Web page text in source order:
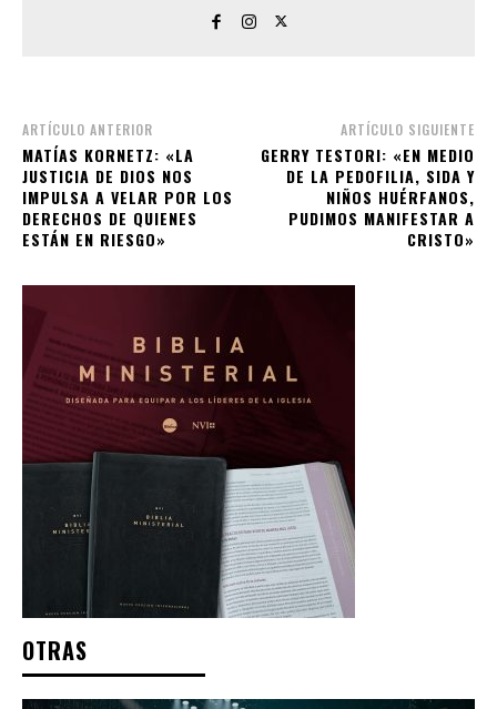
ARTÍCULO ANTERIOR
MATÍAS KORNETZ: «LA
JUSTICIA DE DIOS NOS
IMPULSA A VELAR POR LOS
DERECHOS DE QUIENES
ESTÁN EN RIESGO»
ARTÍCULO SIGUIENTE
GERRY TESTORI: «EN MEDIO
DE LA PEDOFILIA, SIDA Y
NIÑOS HUÉRFANOS,
PUDIMOS MANIFESTAR A
CRISTO»
OTRAS